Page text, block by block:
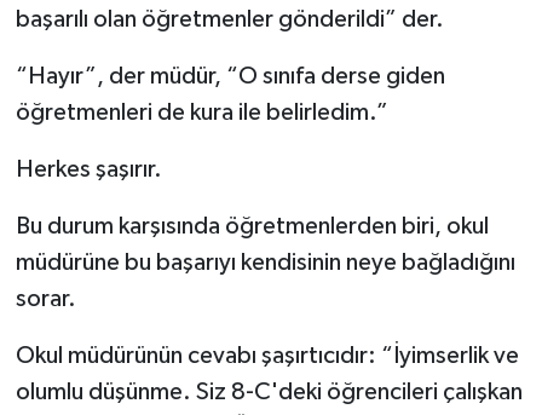
başarılı olan öğretmenler gönderildi” der.
“Hayır”, der müdür, “O sınıfa derse giden
öğretmenleri de kura ile belirledim.”
Herkes şaşırır.
Bu durum karşısında öğretmenlerden biri, okul
müdürüne bu başarıyı kendisinin neye bağladığını
sorar.
Okul müdürünün cevabı şaşırtıcıdır: “İyimserlik ve
olumlu düşünme. Siz 8-C'deki öğrencileri çalışkan